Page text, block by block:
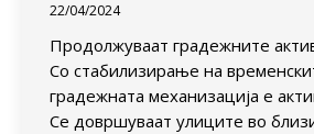
22/04/2024
Продолжуваат градежните
Со стабилизирање на
градежната механизација е
Се довршуваат улиците во